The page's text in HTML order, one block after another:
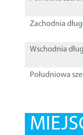
Zachodnia
Wschodnia
Południowa